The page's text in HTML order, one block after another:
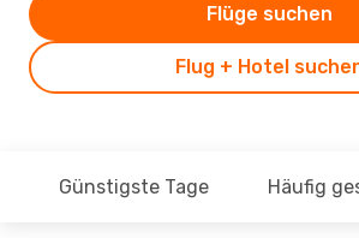
Flug + Hotel
Flüge suchen
Günstigste Tage Häufig